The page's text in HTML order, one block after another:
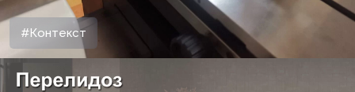
#Контекст